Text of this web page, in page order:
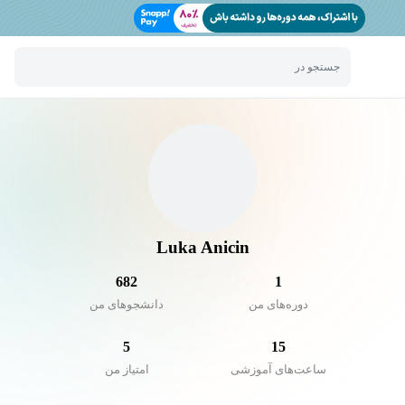
جستجو در
Luka Anicin
1
دوره‌های من
682
دانشجو‌های من
15
ساعت‌های آموزشی
5
امتیاز من